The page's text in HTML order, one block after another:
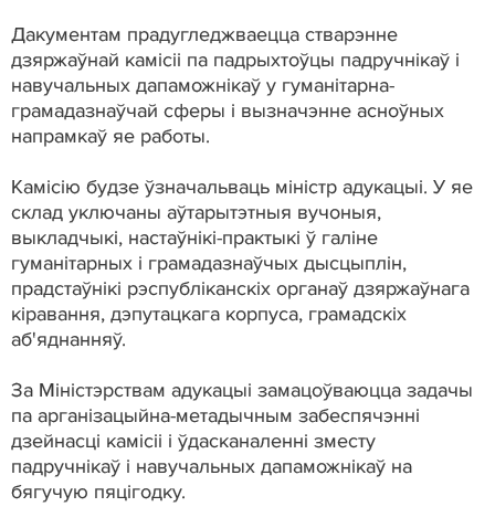
Дакументам прадугледжваецца стварэнне
дзяржаўнай камісіі па падрыхтоўцы падручнікаў і
навучальных дапаможнікаў у гуманітарна-
грамадазнаўчай сферы і вызначэнне асноўных
напрамкаў яе работы.
Камісію будзе ўзначальваць міністр адукацыі. У яе
склад уключаны аўтарытэтныя вучоныя,
выкладчыкі, настаўнікі-практыкі ў галіне
гуманітарных і грамадазнаўчых дысцыплін,
прадстаўнікі рэспубліканскіх органаў дзяржаўнага
кіравання, дэпутацкага корпуса, грамадскіх
аб'яднанняў.
За Міністэрствам адукацыі замацоўваюцца задачы
па арганізацыйна-метадычным забеспячэнні
дзейнасці камісіі і ўдасканаленні зместу
падручнікаў і навучальных дапаможнікаў на
бягучую пяцігодку.